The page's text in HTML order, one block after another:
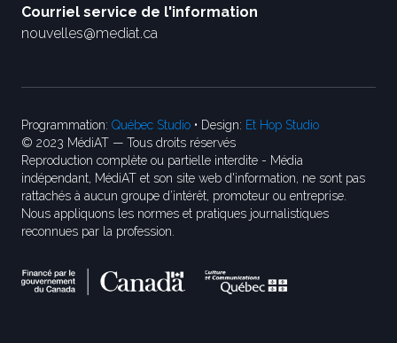
Courriel service de l'information
nouvelles@mediat.ca
Programmation: Québec Studio • Design: Et Hop Studio
© 2023 MédiAT — Tous droits réservés
Reproduction complète ou partielle interdite - Média
indépendant, MédiAT et son site web d'information, ne sont pas
rattachés à aucun groupe d’intérêt, promoteur ou entreprise.
Nous appliquons les normes et pratiques journalistiques
reconnues par la profession.